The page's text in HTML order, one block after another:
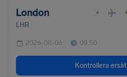
London •
LHR
2026-08-06 09:50
Kontrollera